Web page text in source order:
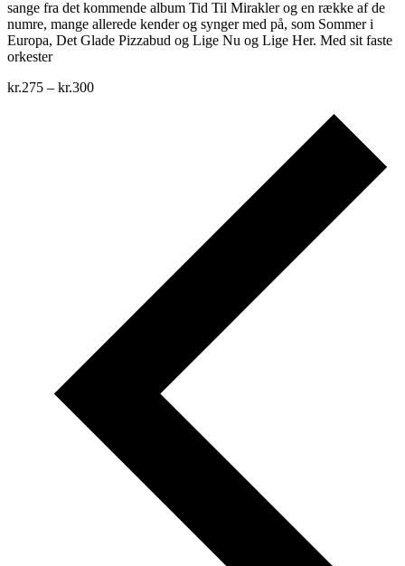
sange fra det kommende album Tid Til Mirakler og en række af de
numre, mange allerede kender og synger med på, som Sommer i
Europa, Det Glade Pizzabud og Lige Nu og Lige Her. Med sit faste
orkester
kr.275 – kr.300